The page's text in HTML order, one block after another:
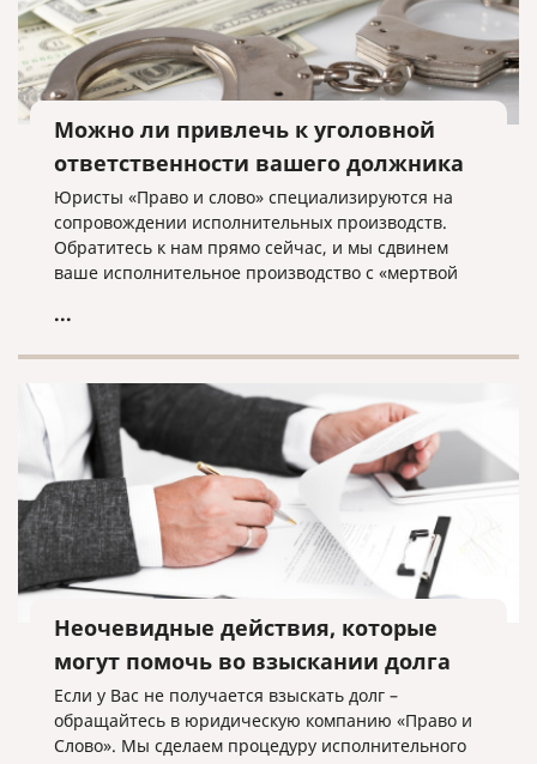
Можно ли привлечь к уголовной
ответственности вашего должника
Юристы «Право и слово» специализируются на
сопровождении исполнительных производств.
Обратитесь к нам прямо сейчас, и мы сдвинем
ваше исполнительное производство с «мертвой
...
Неочевидные действия, которые
могут помочь во взыскании долга
Если у Вас не получается взыскать долг –
обращайтесь в юридическую компанию «Право и
Слово». Мы сделаем процедуру исполнительного